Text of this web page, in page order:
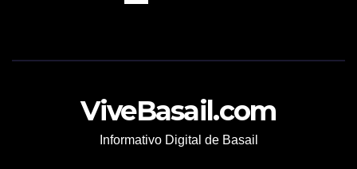
ViveBasail.com
Informativo Digital de Basail